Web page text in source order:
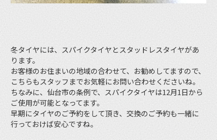
冬タイヤには、スパイクタイヤとスタッドレスタイヤがあ
ります。
お客様のお住まいの地域の合わせて、お勧めしてますので、
こちらもスタッフまでお気軽にお問い合わせくださいね。
ちなみに、仙台市の条例で、スパイクタイヤは12月1日から
ご使用が可能となってます。
早期にタイヤのご予約をして頂き、交換のご予約も一緒に
行っておけば安心ですね。